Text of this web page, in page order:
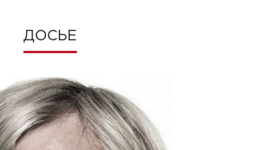
ДОСЬЕ